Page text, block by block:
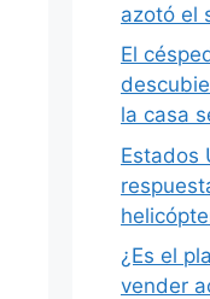
azotó el
El
la casa
Estados
¿Es el
vender